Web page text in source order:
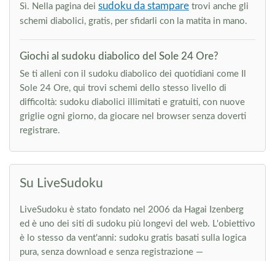
Sì. Nella pagina dei sudoku da stampare trovi anche gli
schemi diabolici, gratis, per sfidarli con la matita in mano.
Giochi al sudoku diabolico del Sole 24 Ore?
Se ti alleni con il sudoku diabolico dei quotidiani come Il
Sole 24 Ore, qui trovi schemi dello stesso livello di
difficoltà: sudoku diabolici illimitati e gratuiti, con nuove
griglie ogni giorno, da giocare nel browser senza doverti
registrare.
Su LiveSudoku
LiveSudoku è stato fondato nel 2006 da Hagai Izenberg
ed è uno dei siti di sudoku più longevi del web. L'obiettivo
è lo stesso da vent'anni: sudoku gratis basati sulla logica
pura, senza download e senza registrazione —